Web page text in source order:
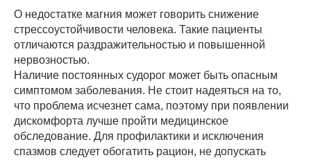
О недостатке магния может говорить снижение
стрессоустойчивости человека. Такие пациенты
отличаются раздражительностью и повышенной
нервозностью.
Наличие постоянных судорог может быть опасным
симптомом заболевания. Не стоит надеяться на то,
что проблема исчезнет сама, поэтому при появлении
дискомфорта лучше пройти медицинское
обследование. Для профилактики и исключения
спазмов следует обогатить рацион, не допускать